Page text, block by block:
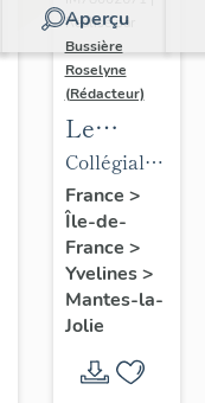
Aperçu
Réalisé par
Bussière
Roselyne
(Rédacteur)
Le
mobilier
de la
collégiale
Collégiale
Notre-
Dame
France >
Île-de-
France >
Yvelines>
Mantes-la-
Jolie